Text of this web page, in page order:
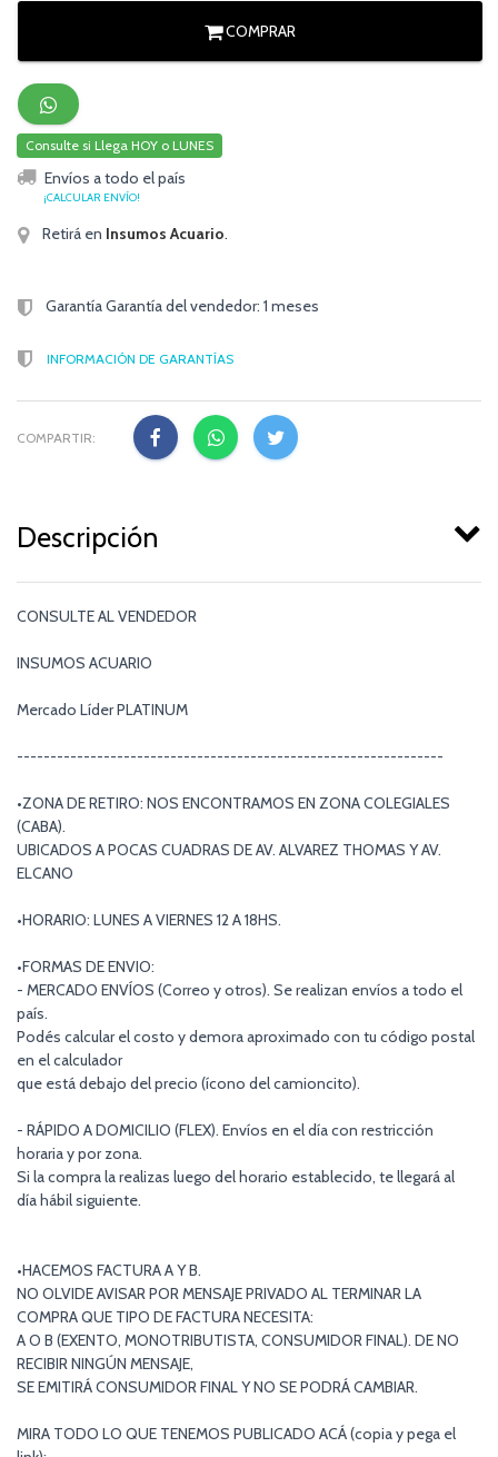
COMPRAR
Consulte si Llega HOY o LUNES
Envíos a todo el país
¡CALCULAR ENVÍO!
Retirá en Insumos Acuario.
Garantía Garantía del vendedor: 1 meses
INFORMACIÓN DE GARANTÍAS
COMPARTIR:
Descripción
CONSULTE AL VENDEDOR
INSUMOS ACUARIO
Mercado Líder PLATINUM
----------------------------------------------------------------
•ZONA DE RETIRO: NOS ENCONTRAMOS EN ZONA COLEGIALES
(CABA).
UBICADOS A POCAS CUADRAS DE AV. ALVAREZ THOMAS Y AV.
ELCANO
•HORARIO: LUNES A VIERNES 12 A 18HS.
•FORMAS DE ENVIO:
- MERCADO ENVÍOS (Correo y otros). Se realizan envíos a todo el
país.
Podés calcular el costo y demora aproximado con tu código postal
en el calculador
que está debajo del precio (ícono del camioncito).
- RÁPIDO A DOMICILIO (FLEX). Envíos en el día con restricción
horaria y por zona.
Si la compra la realizas luego del horario establecido, te llegará al
día hábil siguiente.
•HACEMOS FACTURA A Y B.
NO OLVIDE AVISAR POR MENSAJE PRIVADO AL TERMINAR LA
COMPRA QUE TIPO DE FACTURA NECESITA:
A O B (EXENTO, MONOTRIBUTISTA, CONSUMIDOR FINAL). DE NO
RECIBIR NINGÚN MENSAJE,
SE EMITIRÁ CONSUMIDOR FINAL Y NO SE PODRÁ CAMBIAR.
MIRA TODO LO QUE TENEMOS PUBLICADO ACÁ (copia y pega el